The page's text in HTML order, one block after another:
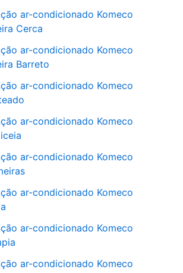
ar-condicionado Komeco
Cerca
ar-condicionado Komeco
Barreto
ar-condicionado Komeco
ar-condicionado Komeco
ar-condicionado Komeco
ar-condicionado Komeco
ar-condicionado Komeco
ar-condicionado Komeco